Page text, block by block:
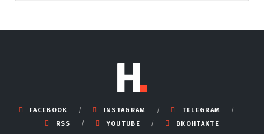
FACEBOOK INSTAGRAM
TELEGRAM
RSS
YOUTUBE ВКОНТАКТЕ